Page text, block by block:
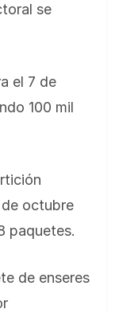
se
el 7 de
100 mil
de octubre
paquetes.
de enseres